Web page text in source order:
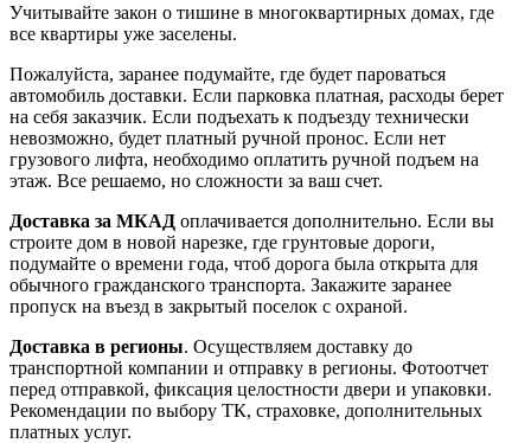
Учитывайте закон о тишине в многоквартирных домах, где
все квартиры уже заселены.
Пожалуйста, заранее подумайте, где будет пароваться
автомобиль доставки. Если парковка платная, расходы берет
на себя заказчик. Если подъехать к подъезду технически
невозможно, будет платный ручной пронос. Если нет
грузового лифта, необходимо оплатить ручной подъем на
этаж. Все решаемо, но сложности за ваш счет.
Доставка за МКАД оплачивается дополнительно. Если вы
строите дом в новой нарезке, где грунтовые дороги,
подумайте о времени года, чтоб дорога была открыта для
обычного гражданского транспорта. Закажите заранее
пропуск на въезд в закрытый поселок с охраной.
Доставка в регионы. Осуществляем доставку до
транспортной компании и отправку в регионы. Фотоотчет
перед отправкой, фиксация целостности двери и упаковки.
Рекомендации по выбору ТК, страховке, дополнительных
платных услуг.